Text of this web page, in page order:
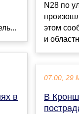
в
N28 по
этом
и
07:00, 29
В